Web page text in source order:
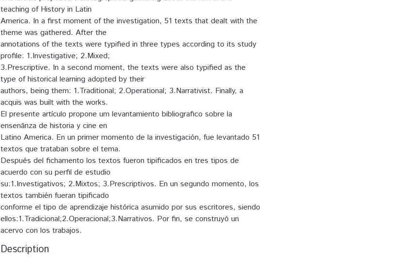
teaching of History in Latin
America. In a first moment of the investigation, 51 texts that dealt with the
theme was gathered. After the
annotations of the texts were typified in three types according to its study
profile: 1.Investigative; 2.Mixed;
3.Prescriptive. In a second moment, the texts were also typified as the
type of historical learning adopted by their
authors, being them: 1.Traditional; 2.Operational; 3.Narrativist. Finally, a
acquis was built with the works.
El presente artículo propone um levantamiento bibliografico sobre la
ensenãnza de historia y cine en
Latino America. En un primer momento de la investigación, fue levantado 51
textos que trataban sobre el tema.
Después del fichamento los textos fueron tipificados en tres tipos de
acuerdo con su perfil de estudio
su:1.Investigativos; 2.Mixtos; 3.Prescriptivos. En un segundo momento, los
textos también fueran tipificado
conforme el tipo de aprendizaje histórica asumido por sus escritores, siendo
ellos:1.Tradicional;2.Operacional;3.Narrativos. Por fin, se construyó un
acervo con los trabajos.
Description